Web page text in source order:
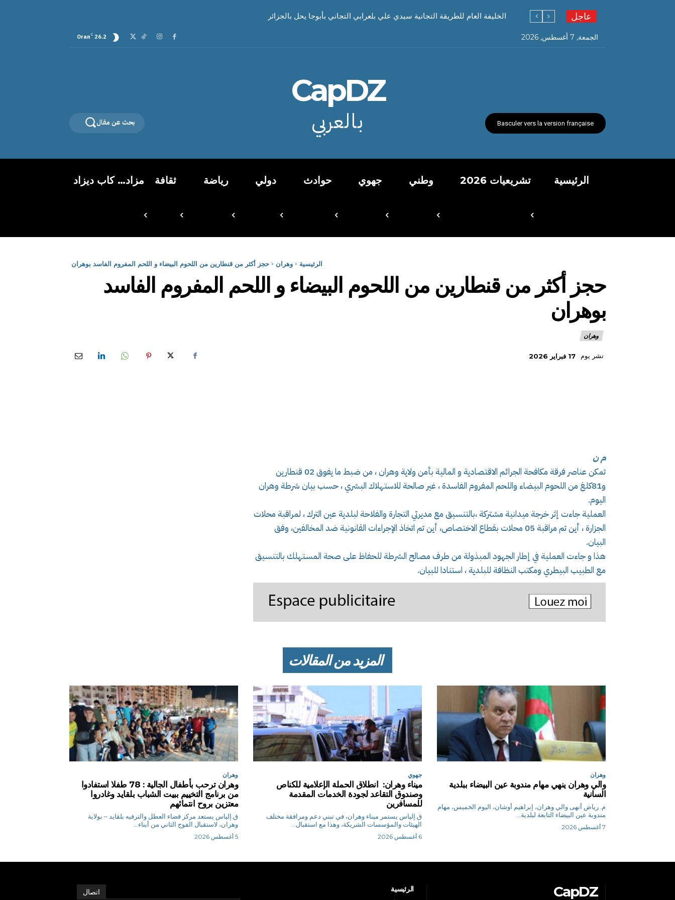
عاجل الخليفة العام للطريقة التجانية سيدي علي بلعرابي التجاني بأبوجا يحل بالجزائر
الجمعة, 7 أغسطس, 2026 26.2
C
Oran
Basculer vers la version française
CapDZ
بالعربي بحث عن مقال
الرئيسية تشريعيات 2026 وطني جهوي حوادث دولي رياضة ثقافة مزاد… كاب ديزاد
الرئيسية وهران حجز أكثر من قنطارين من اللحوم البيضاء و اللحم المفروم الفاسد بوهران
حجز أكثر من قنطارين من اللحوم البيضاء و اللحم المفروم الفاسد
بوهران
وهران
نشر يوم 17 فبراير 2026
م ن
تمكن عناصر فرقة مكافحة الجرائم الاقتصادية و المالية بأمن ولاية وهران ، من ضبط ما يفوق 02 قنطارين
و81كلغ من اللحوم البيضاء واللحم المفروم الفاسدة ، غير صالحة للاستهلاك البشري ، حسب بيان شرطة وهران
اليوم.
العملية جاءت إثر خرجة ميدانية مشتركة ،بالتنسيق مع مديرتي التجارة والفلاحة لبلدية عين الترك ، لمراقبة محلات
الجزارة ، أين تم مراقبة 05 محلات بقطاع الاختصاص، أين تم اتخاذ الإجراءات القانونية ضد المخالفين، وفق
البيان.
هذا و جاءت العملية في إطار الجهود المبذولة من طرف مصالح الشرطة للحفاظ على صحة المستهلك بالتنسيق
مع الطبيب البيطري ومكتب النظافة للبلدية ، استنادا للبيان.
المزيد من المقالات
وهران
والي وهران ينهي مهام مندوبة عين البيضاء ببلدية
السانية
م. رياض أنهى والي وهران، إبراهيم أوشان، اليوم الخميس، مهام
مندوبة عين البيضاء التابعة لبلدية...
7 أغسطس 2026
جهوي
ميناء وهران: انطلاق الحملة الإعلامية للكناص
وصندوق التقاعد لجودة الخدمات المقدمة
للمسافرين
ق.إلياس يستمر ميناء وهران، في تبني دعم ومرافقة مختلف
الهيئات والمؤسسات الشريكة، وهذا مع استقبال...
6 أغسطس 2026
وهران
وهران ترحب بأطفال الجالية : 78 طفلا استفادوا
من برنامج التخييم ببيت الشباب بلقايد وغادروا
معتزين بروح انتمائهم
ق.إلياس يستعد مركز قضاء العطل والترفيه بلقايد – بولاية
وهران، لاستقبال الفوج الثاني من أبناء...
5 أغسطس 2026
CapDZ
الرئيسية
اتصال